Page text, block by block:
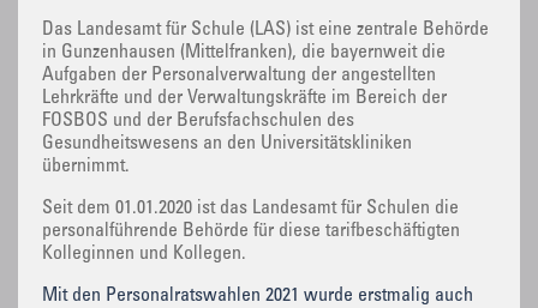
Das Landesamt für Schule (LAS) ist eine zentrale Behörde
in Gunzenhausen (Mittelfranken), die bayernweit die
Aufgaben der Personalverwaltung der angestellten
Lehrkräfte und der Verwaltungskräfte im Bereich der
FOSBOS und der Berufsfachschulen des
Gesundheitswesens an den Universitätskliniken
übernimmt.
Seit dem 01.01.2020 ist das Landesamt für Schulen die
personalführende Behörde für diese tarifbeschäftigten
Kolleginnen und Kollegen.
Mit den Personalratswahlen 2021 wurde erstmalig auch